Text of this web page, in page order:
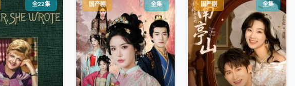
全22集 国产剧 全集 国产剧 全集